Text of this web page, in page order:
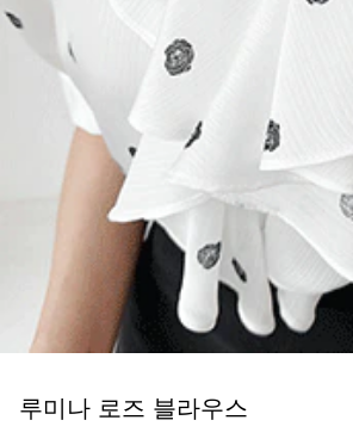
루미나 로즈 블라우스